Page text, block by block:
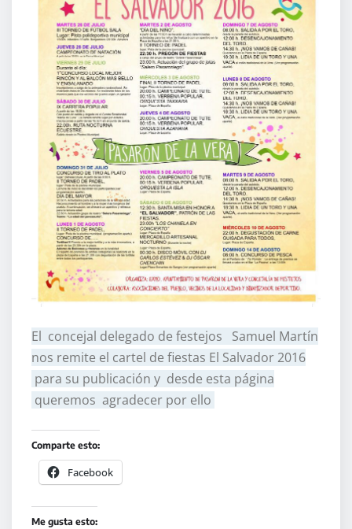
El concejal delegado de festejos Samuel Martín
nos remite el cartel de fiestas El Salvador 2016
para su publicación y desde esta página
queremos agradecer por ello
Comparte esto:
Facebook
Me gusta esto: